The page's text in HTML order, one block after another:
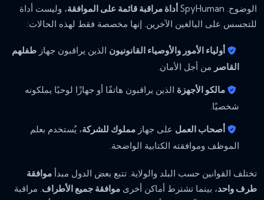
الوضوح. SpyHuman
أداة مراقبة قائمة على الموافقة، وليست أداة
للتجسس على البالغين الآخرين. إنها مخصصة فقط لهذه الحالات:
أولياء الأمور والأوصياء القانونيون الذين يراقبون جهاز طفلهم
القاصر من أجل الأمان.
مالكو الأجهزة الذين يراقبون هاتفًا أو جهازًا لوحيًا يملكونه
شخصيًا.
أصحاب العمل على جهاز مملوك للشركة، يُستخدم بعلم
الموظف وموافقته الكتابية الواضحة.
تختلف القوانين حسب البلد والولاية. تتبع بعض الدول مبدأ موافقة
طرف واحد، بينما تشترط أماكن أخرى موافقة جميع الأطراف. مراقبة